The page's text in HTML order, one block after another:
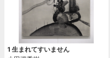
1 生まれてすいません